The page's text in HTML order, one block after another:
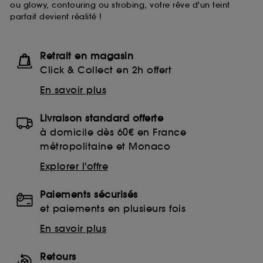
ou glowy, contouring ou strobing, votre rêve d'un teint
parfait devient réalité !
Retrait en magasin
Click & Collect en 2h offert
En savoir plus
Livraison standard offerte
à domicile dès 60€ en France
métropolitaine et Monaco
Explorer l'offre
Paiements sécurisés
et paiements en plusieurs fois
En savoir plus
Retours
moment choisir de retirer votrte consentement. Si vous
souhaitez obtenir plus d'information sur les cookies